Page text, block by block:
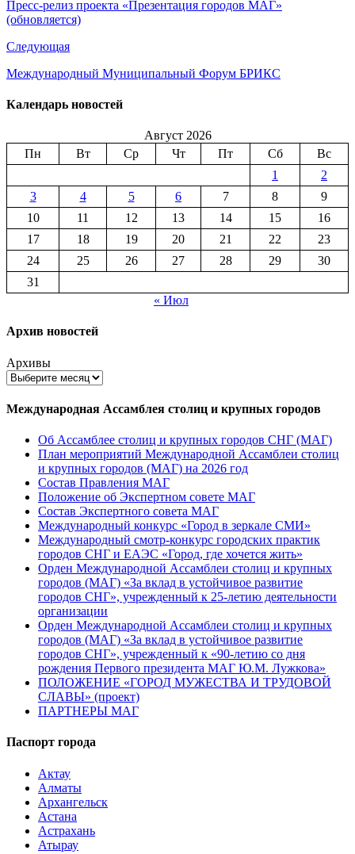
Пресс-релиз проекта «Презентация городов МАГ»
(обновляется)
Следующая
Международный Муниципальный Форум БРИКС
Календарь новостей
Август 2026
Пн
Вт Ср Чт Пт Сб
Вс
1
2
3
4 5 6 7 8
9
10
11 12 13 14 15
16
17
18 19 20 21 22
23
24
25 26 27 28 29
30
31
« Июл
Архив новостей
Архивы
Международная Ассамблея столиц и крупных городов
Об Ассамблее столиц и крупных городов СНГ (МАГ)
План мероприятий Международной Ассамблеи столиц
и крупных городов (МАГ) на 2026 год
Состав Правления МАГ
Положение об Экспертном совете МАГ
Состав Экспертного совета МАГ
Международный конкурс «Город в зеркале СМИ»
Международный смотр-конкурс городских практик
городов СНГ и ЕАЭС «Город, где хочется жить»
Орден Международной Ассамблеи столиц и крупных
городов (МАГ) «За вклад в устойчивое развитие
городов СНГ», учрежденный к 25-летию деятельности
организации
Орден Международной Ассамблеи столиц и крупных
городов (МАГ) «За вклад в устойчивое развитие
городов СНГ», учрежденный к «90-летию со дня
рождения Первого президента МАГ Ю.М. Лужкова»
ПОЛОЖЕНИЕ «ГОРОД МУЖЕСТВА И ТРУДОВОЙ
СЛАВЫ» (проект)
ПАРТНЕРЫ МАГ
Паспорт города
Актау
Алматы
Архангельск
Астана
Астрахань
Атырау